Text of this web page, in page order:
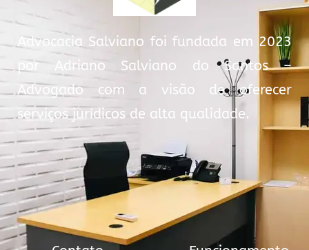
Advocacia Salviano foi fundada em 2023
por Adriano Salviano do Santos –
Advogado com a visão de oferecer
serviços jurídicos de alta qualidade.